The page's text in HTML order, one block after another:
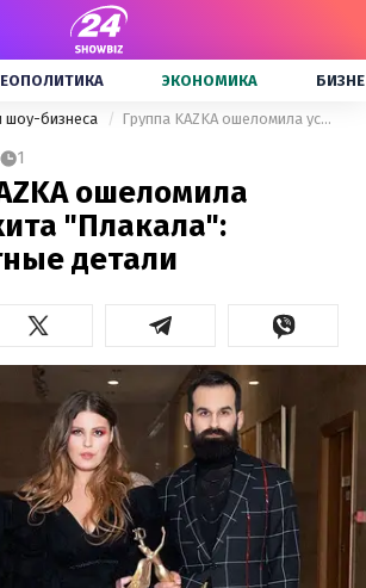
ЭКОНОМИКА
шоу-бизнеса Группа KAZKA ошеломила успехом хита "Плакала": невероятные детали
1
ошеломила
"Плакала":
детали